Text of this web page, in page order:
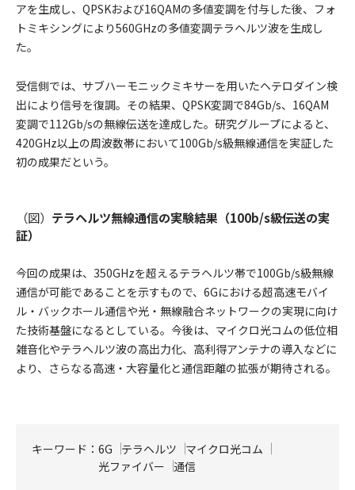
アを生成し、QPSKおよび16QAMの多値変調を付与した後、フォ
トミキシングにより560GHzの多値変調テラヘルツ波を生成し
た。
受信側では、サブハーモニックミキサーを用いたヘテロダイン検
出により信号を復調。その結果、QPSK変調で84Gb/s、16QAM
変調で112Gb/sの無線伝送を達成した。研究グループによると、
420GHz以上の周波数帯において100Gb/s級無線通信を実証した
初の成果だという。
（図） テラヘルツ無線通信の実験結果（100b/s級伝送の実
証）
今回の成果は、350GHzを超えるテラヘルツ帯で100Gb/s級無線
通信が可能であることを示すもので、6Gにおける超高速モバイ
ル・バックホール通信や光・無線融合ネットワークの実現に向け
た技術基盤になるとしている。今後は、マイクロ光コムの低位相
雑音化やテラヘルツ波の高出力化、高利得アンテナの導入などに
より、さらなる高速・大容量化と通信距離の拡張が期待される。
キーワード： 6G テラヘルツ
マイクロ光コム
光ファイバー
通信